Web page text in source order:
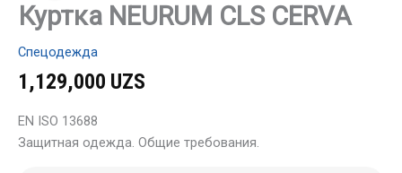
Куртка NEURUM CLS CERVA
Спецодежда
1,129,000 UZS
EN ISO 13688
Защитная одежда. Общие требования.